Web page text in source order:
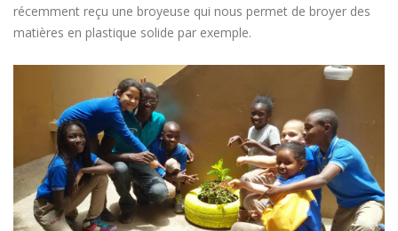
récemment reçu une broyeuse qui nous permet de broyer des
matières en plastique solide par exemple.